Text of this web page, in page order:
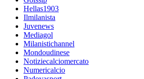
Hellas1903
Ilmilanista
Juvenews
Mediagol
Milanistichannel
Mondoudinese
Notiziecalciomercato
Numericalcio